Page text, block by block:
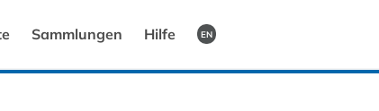
Sammlungen Hilfe EN